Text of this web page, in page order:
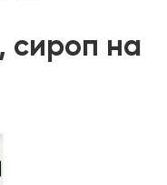
сироп на